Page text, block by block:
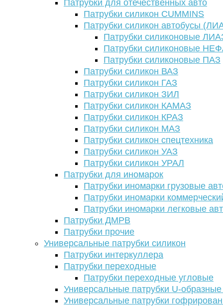
Патрубки для отечественных авто
Патрубки силикон CUMMINS
Патрубки силикон автобусы
Патрубки силиконовые
Патрубки силиконовые
Патрубки силиконовые ПАЗ
Патрубки силикон ВАЗ
Патрубки силикон ГАЗ
Патрубки силикон ЗИЛ
Патрубки силикон КАМАЗ
Патрубки силикон КРАЗ
Патрубки силикон МАЗ
Патрубки силикон спецтехника
Патрубки силикон УАЗ
Патрубки силикон УРАЛ
Патрубки для иномарок
Патрубки иномарки грузовые
Патрубки иномарки
Патрубки иномарки легковые
Патрубки ДМРВ
Патрубки прочие
Универсальные патрубки силикон
Патрубки интеркуллера
Патрубки переходные
Патрубки переходные угловые
Универсальные патрубки U-
Универсальные патрубки